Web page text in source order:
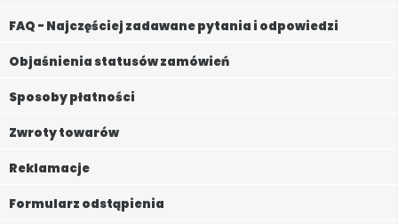
FAQ - Najczęściej zadawane pytania i odpowiedzi
Objaśnienia statusów zamówień
Sposoby płatności
Zwroty towarów
Reklamacje
Formularz odstąpienia